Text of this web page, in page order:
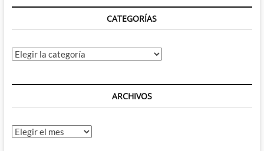
CATEGORÍAS
Categorías
ARCHIVOS
Archivos